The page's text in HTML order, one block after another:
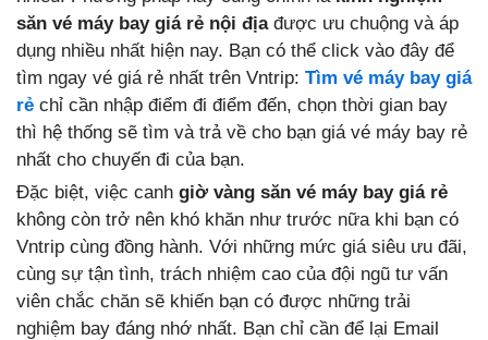
săn vé máy bay giá rẻ nội địađược ưu chuộng và áp
dụng nhiều nhất hiện nay. Bạn có thể click vào đây để
tìm ngay vé giá rẻ nhất trên Vntrip: Tìm vé máy bay giá
rẻ chỉ cần nhập điểm đi điểm đến, chọn thời gian bay
thì hệ thống sẽ tìm và trả về cho bạn giá vé máy bay rẻ
nhất cho chuyến đi của bạn.
Đặc biệt, việc canh giờ vàng săn vé máy bay giá rẻ
không còn trở nên khó khăn như trước nữa khi bạn có
Vntrip cùng đồng hành. Với những mức giá siêu ưu đãi,
cùng sự tận tình, trách nhiệm cao của đội ngũ tư vấn
viên chắc chăn sẽ khiến bạn có được những trải
nghiệm bay đáng nhớ nhất. Bạn chỉ cần để lại Email